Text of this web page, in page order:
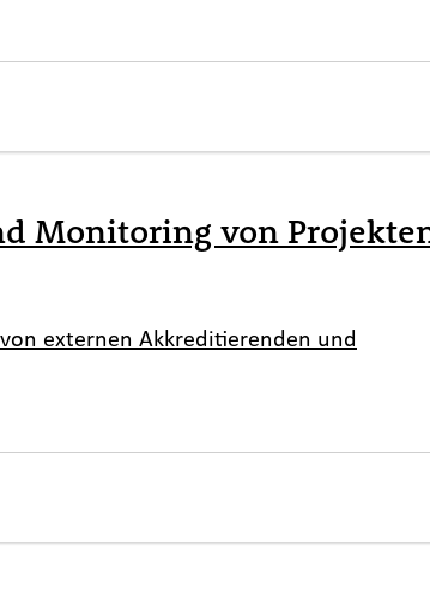
Monitoring von
externen Akkreditierenden und